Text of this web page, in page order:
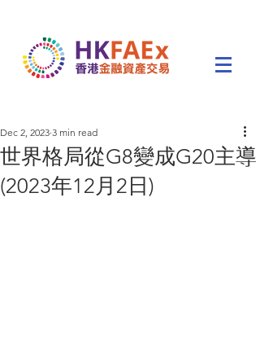
世界格局從G8變成G20主導
(2023年12月2日)
Dec 2, 2023 3 min read